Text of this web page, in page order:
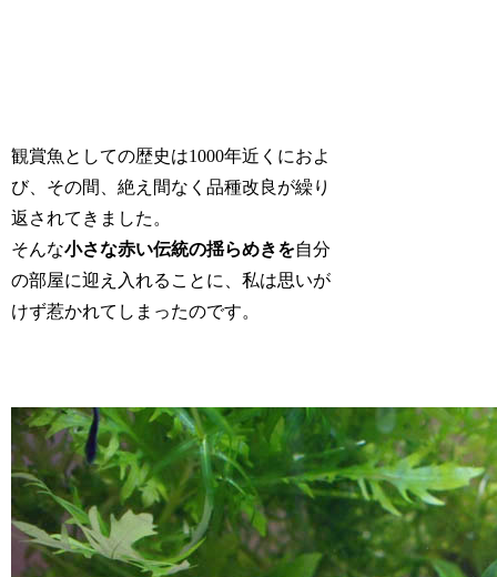
観賞魚としての歴史は1000年近くにおよ
び、その間、絶え間なく品種改良が繰り
返されてきました。
そんな小さな赤い伝統の揺らめきを自分
の部屋に迎え入れることに、私は思いが
けず惹かれてしまったのです。